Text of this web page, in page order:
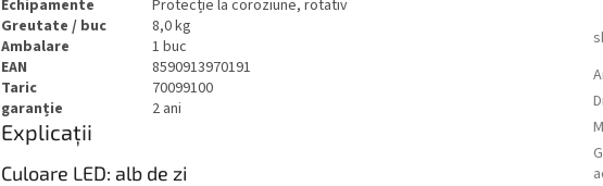
Echipamente
Protecție la coroziune, rotativ
Greutate / buc
8,0 kg
Ambalare
1 buc
EAN
8590913970191
Taric
70099100
garanție
2 ani
Explicații
Culoare LED: alb de zi